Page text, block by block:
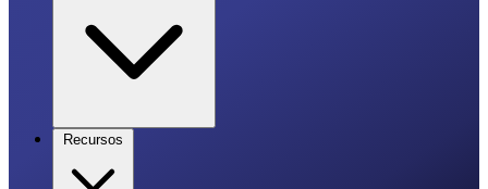
Recursos